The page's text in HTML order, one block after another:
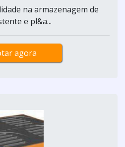
na armazenagem de
e pl&a...
agora